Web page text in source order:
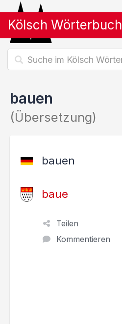
Kölsch Wörterbuch
bauen
(Übersetzung)
bauen
baue
Teilen
Kommentieren